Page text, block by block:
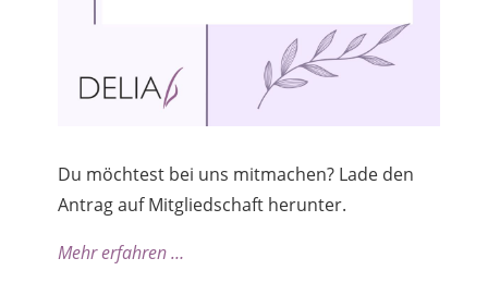
Du möchtest bei uns mitmachen? Lade den
Antrag auf Mitgliedschaft herunter.
Mehr erfahren …